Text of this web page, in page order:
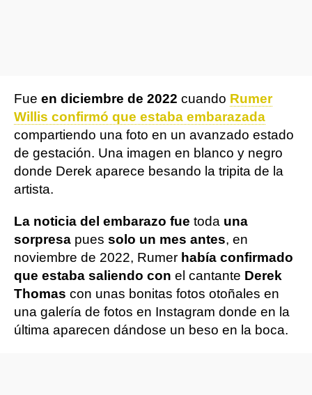
Fue en diciembre de 2022 cuando Rumer
Willis confirmó que estaba embarazada
compartiendo una foto en un avanzado estado
de gestación. Una imagen en blanco y negro
donde Derek aparece besando la tripita de la
artista.
La noticia del embarazo fue toda una
sorpresa pues solo un mes antes, en
noviembre de 2022, Rumer había confirmado
que estaba saliendo con el cantante Derek
Thomas con unas bonitas fotos otoñales en
una galería de fotos en Instagram donde en la
última aparecen dándose un beso en la boca.